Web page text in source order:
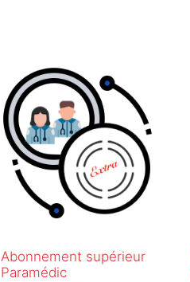
Abonnement supérieur
Paramédic